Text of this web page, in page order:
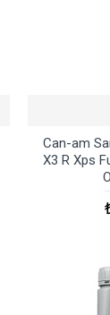
Can-am
X3 R Xps